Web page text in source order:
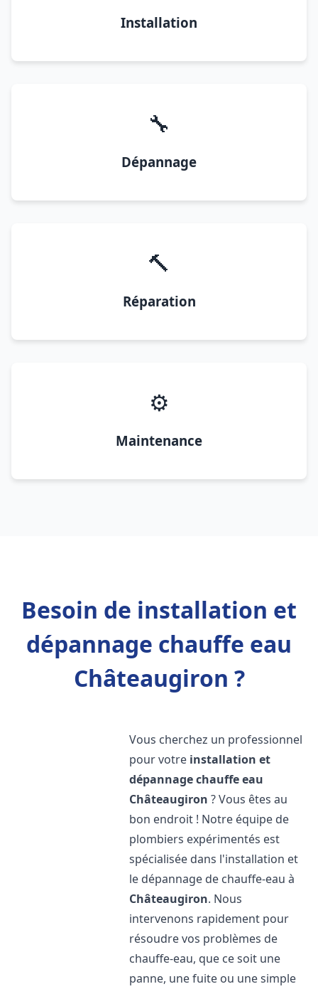
Installation
🔧
Dépannage
🔨
Réparation
⚙️
Maintenance
Besoin de installation et
dépannage chauffe eau
Châteaugiron ?
Vous cherchez un professionnel
pour votre installation et
dépannage chauffe eau
Châteaugiron ? Vous êtes au
bon endroit ! Notre équipe de
plombiers expérimentés est
spécialisée dans l'installation et
le dépannage de chauffe-eau à
Châteaugiron. Nous
intervenons rapidement pour
résoudre vos problèmes de
chauffe-eau, que ce soit une
panne, une fuite ou une simple